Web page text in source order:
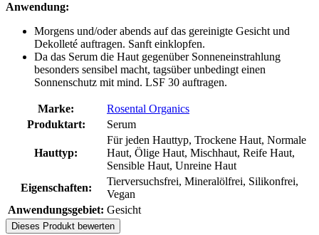
Anwendung:
Morgens und/oder abends auf das gereinigte Gesicht und
Dekolleté auftragen. Sanft einklopfen.
Da das Serum die Haut gegenüber Sonneneinstrahlung
besonders sensibel macht, tagsüber unbedingt einen
Sonnenschutz mit mind. LSF 30 auftragen.
Marke:
Rosental Organics
Produktart:
Serum
Hauttyp:
Für jeden Hauttyp, Trockene Haut, Normale
Haut, Ölige Haut, Mischhaut, Reife Haut,
Sensible Haut, Unreine Haut
Eigenschaften:
Tierversuchsfrei, Mineralölfrei, Silikonfrei,
Vegan
Anwendungsgebiet: Gesicht
Dieses Produkt bewerten